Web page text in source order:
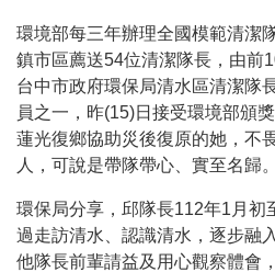
全民監督公共工程施工品
防堵非洲豬瘟總動員，因
因應非洲豬瘟疫情，市民
8月10日14:30至15:00防
環境部每三年辦理全國模範清潔
鎮市區薦送54位清潔隊長，由前
台中市政府環保局清水區清潔隊
員之一，昨(15)日接受環境部頒
蓮光復鄉協助災後復原的她，不
人，可說是帶隊帶心、實至名歸。
環保局分享，邱隊長112年1 月初
過走訪清水、認識清水，逐步融
他隊長前輩請益及用心觀察體會